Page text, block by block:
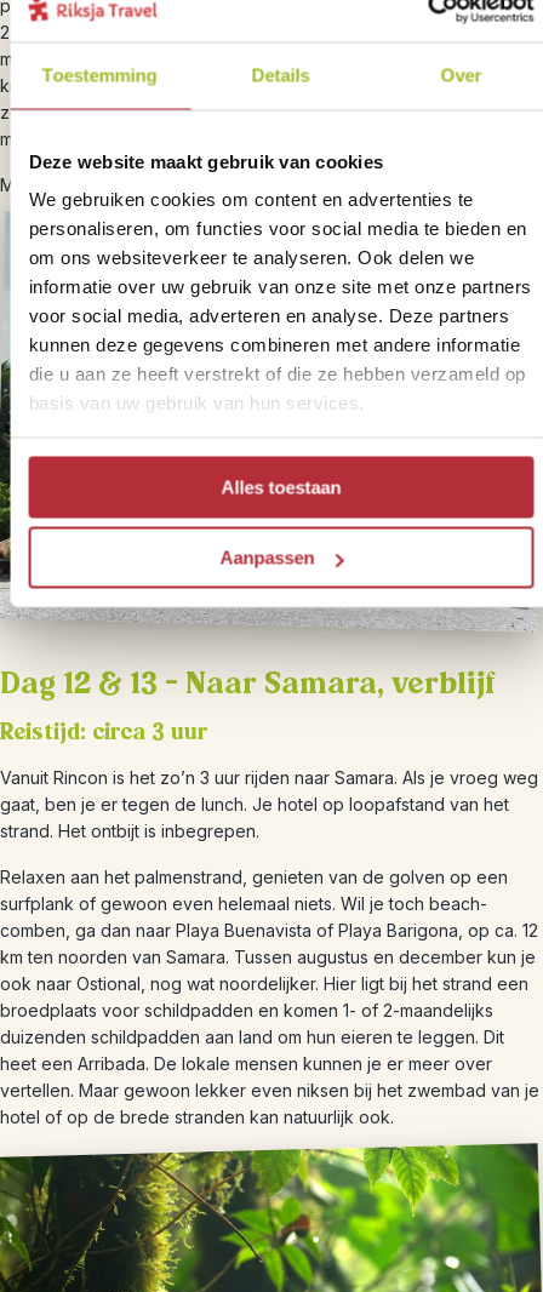
Toestemming Details Over
Deze website maakt gebruik van cookies
We gebruiken cookies om content en advertenties te
personaliseren, om functies voor social media te bieden en
om ons websiteverkeer te analyseren. Ook delen we
informatie over uw gebruik van onze site met onze partners
voor social media, adverteren en analyse. Deze partners
kunnen deze gegevens combineren met andere informatie
die u aan ze heeft verstrekt of die ze hebben verzameld op
basis van uw gebruik van hun services.
Alles toestaan
Aanpassen
plekken staan hekjes en voldoende aanduidingen. Een must is de
2-2,5 uur durende trail die start bij Las Pailas en je langs pruttelende
modderpoelen, zwavelgaten en langs woudreuzen brengt. Verder
kun je er langere hikes maken naar verschillende watervallen,
zoals La Cangreja en Escondida. Vergeet niet dat het park op
maandag altijd gesloten is.
Meer informatie vind je terug bij de
Dag 12 & 13 – Naar Samara, verblijf
Reistijd: circa 3 uur
Vanuit Rincon is het zo’n 3 uur rijden naar Samara. Als je vroeg weg
gaat, ben je er tegen de lunch. Je hotel op loopafstand van het
strand. Het ontbijt is inbegrepen.
Relaxen aan het palmenstrand, genieten van de golven op een
surfplank of gewoon even helemaal niets. Wil je toch beach-
comben, ga dan naar Playa Buenavista of Playa Barigona, op ca. 12
km ten noorden van Samara. Tussen augustus en december kun je
ook naar Ostional, nog wat noordelijker. Hier ligt bij het strand een
broedplaats voor schildpadden en komen 1- of 2-maandelijks
duizenden schildpadden aan land om hun eieren te leggen. Dit
heet een Arribada. De lokale mensen kunnen je er meer over
vertellen. Maar gewoon lekker even niksen bij het zwembad van je
hotel of op de brede stranden kan natuurlijk ook.